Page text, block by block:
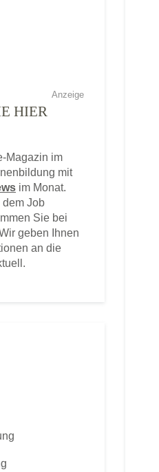
Anzeige
HIER
Magazin im
mit
im Monat.
Job
Sie bei
geben Ihnen
an die